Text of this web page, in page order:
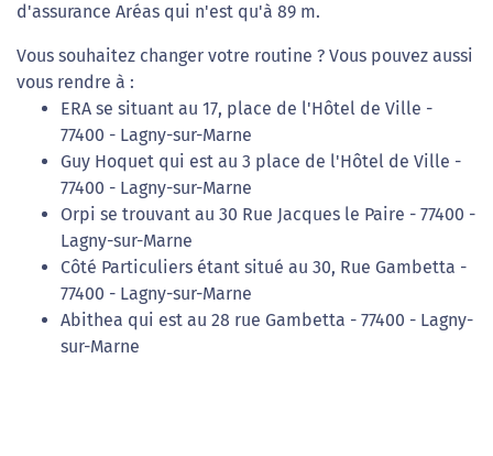
d'assurance Aréas qui n'est qu'à 89 m.
Vous souhaitez changer votre routine ? Vous pouvez aussi
vous rendre à :
ERA se situant au 17, place de l'Hôtel de Ville -
77400 - Lagny-sur-Marne
Guy Hoquet qui est au 3 place de l'Hôtel de Ville -
77400 - Lagny-sur-Marne
Orpi se trouvant au 30 Rue Jacques le Paire - 77400 -
Lagny-sur-Marne
Côté Particuliers étant situé au 30, Rue Gambetta -
77400 - Lagny-sur-Marne
Abithea qui est au 28 rue Gambetta - 77400 - Lagny-
sur-Marne